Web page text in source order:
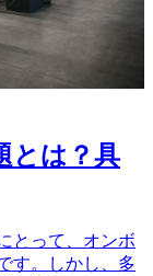
とは？具
とって、オンボ
す。しかし、多